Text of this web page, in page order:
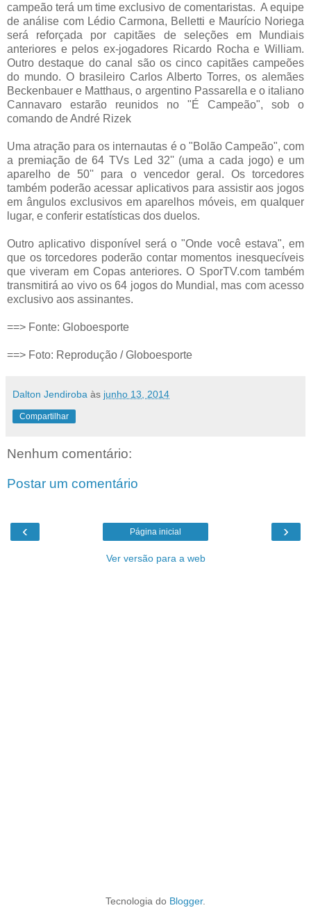
campeão terá um time exclusivo de comentaristas. A equipe
de análise com Lédio Carmona, Belletti e Maurício Noriega
será reforçada por capitães de seleções em Mundiais
anteriores e pelos ex-jogadores Ricardo Rocha e William.
Outro destaque do canal são os cinco capitães campeões
do mundo. O brasileiro Carlos Alberto Torres, os alemães
Beckenbauer e Matthaus, o argentino Passarella e o italiano
Cannavaro estarão reunidos no "É Campeão", sob o
comando de André Rizek
Uma atração para os internautas é o "Bolão Campeão", com
a premiação de 64 TVs Led 32'' (uma a cada jogo) e um
aparelho de 50'' para o vencedor geral. Os torcedores
também poderão acessar aplicativos para assistir aos jogos
em ângulos exclusivos em aparelhos móveis, em qualquer
lugar, e conferir estatísticas dos duelos.
Outro aplicativo disponível será o "Onde você estava", em
que os torcedores poderão contar momentos inesquecíveis
que viveram em Copas anteriores. O SporTV.com também
transmitirá ao vivo os 64 jogos do Mundial, mas com acesso
exclusivo aos assinantes.
==> Fonte: Globoesporte
==> Foto: Reprodução / Globoesporte
Dalton Jendiroba às junho 13, 2014
Compartilhar
Nenhum comentário:
Postar um comentário
‹ ›
Página inicial
Ver versão para a web
Tecnologia do Blogger.